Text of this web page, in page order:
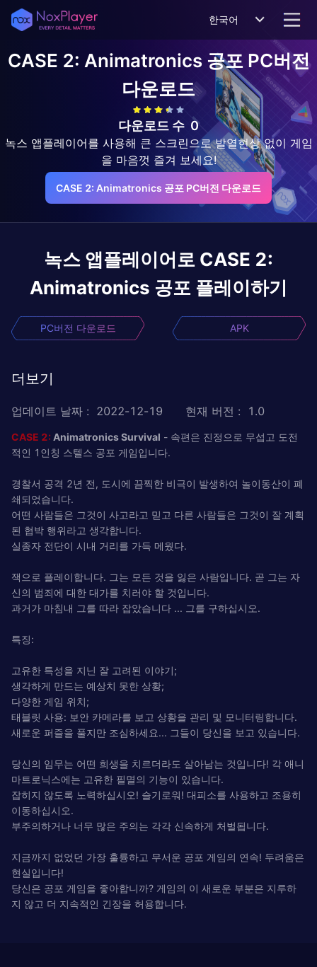
한국어
CASE 2: Animatronics 공포 PC버전
다운로드
다운로드 수 0
녹스 앱플레이어를 사용해 큰 스크린으로 발열현상 없이 게임
을 마음껏 즐겨 보세요!
CASE 2: Animatronics 공포 PC버전 다운로드
녹스 앱플레이어로 CASE 2:
Animatronics 공포 플레이하기
PC버전 다운로드 APK
더보기
업데이트 날짜 : 2022-12-19 현재 버전 : 1.0
CASE 2: Animatronics Survival - 속편은 진정으로 무섭고 도전
적인 1인칭 스텔스 공포 게임입니다.
경찰서 공격 2년 전, 도시에 끔찍한 비극이 발생하여 놀이동산이 폐
쇄되었습니다.
어떤 사람들은 그것이 사고라고 믿고 다른 사람들은 그것이 잘 계획
된 협박 행위라고 생각합니다.
실종자 전단이 시내 거리를 가득 메웠다.
잭으로 플레이합니다. 그는 모든 것을 잃은 사람입니다. 곧 그는 자
신의 범죄에 대한 대가를 치러야 할 것입니다.
과거가 마침내 그를 따라 잡았습니다 ... 그를 구하십시오.
특징:
고유한 특성을 지닌 잘 고려된 이야기;
생각하게 만드는 예상치 못한 상황;
다양한 게임 위치;
태블릿 사용: 보안 카메라를 보고 상황을 관리 및 모니터링합니다.
새로운 퍼즐을 풀지만 조심하세요... 그들이 당신을 보고 있습니다.
당신의 임무는 어떤 희생을 치르더라도 살아남는 것입니다! 각 애니
마트로닉스에는 고유한 필멸의 기능이 있습니다.
잡히지 않도록 노력하십시오! 슬기로워! 대피소를 사용하고 조용히
이동하십시오.
부주의하거나 너무 많은 주의는 각각 신속하게 처벌됩니다.
지금까지 없었던 가장 훌륭하고 무서운 공포 게임의 연속! 두려움은
현실입니다!
당신은 공포 게임을 좋아합니까? 게임의 이 새로운 부분은 지루하
지 않고 더 지속적인 긴장을 허용합니다.